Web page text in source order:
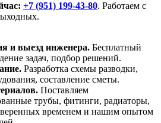
+7 (951) 199-43-80. Работаем с
и выезд инженера. Бесплатный
задач, подбор решений.
Разработка схемы разводки,
составление сметы.
Поставляем
трубы, фитинги, радиаторы,
временем и нашим опытом